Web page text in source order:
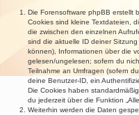
Die Forensoftware phpBB erstellt
Cookies sind kleine Textdateien,
die zwischen den einzelnen
sind die aktuelle ID deiner
können), Informationen über die
gelesen/ungelesen; sofern du
Teilnahme an Umfragen (sofern
deine Benutzer-ID, ein
Die Cookies haben
du jederzeit über die Funktion
Weiterhin werden die Daten